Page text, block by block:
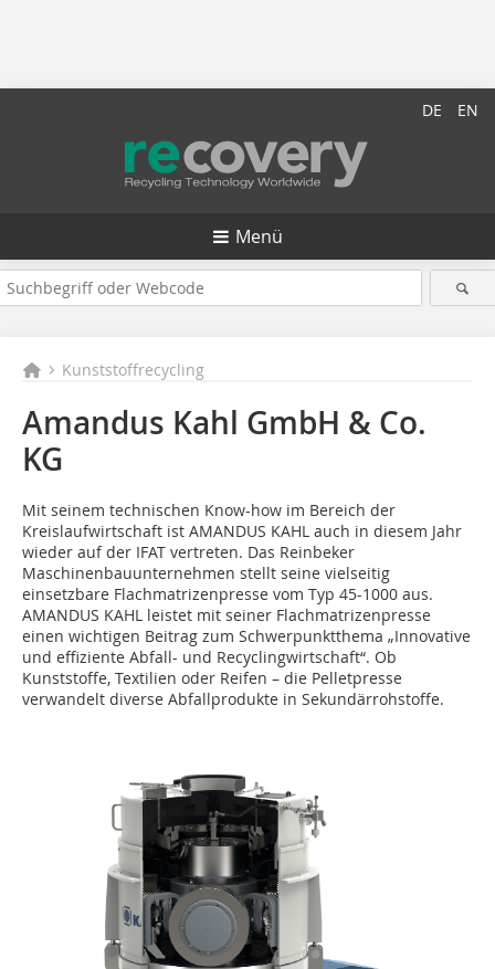
DE EN
Menü
Kunststoffrecycling
Amandus Kahl GmbH & Co.
KG
Mit seinem technischen Know-how im Bereich der
Kreislaufwirtschaft ist AMANDUS KAHL auch in diesem Jahr
wieder auf der IFAT vertreten. Das Reinbeker
Maschinenbauunternehmen stellt seine vielseitig
einsetzbare Flachmatrizenpresse vom Typ 45-1000 aus.
AMANDUS KAHL leistet mit seiner Flachmatrizenpresse
einen wichtigen Beitrag zum Schwerpunktthema „Innovative
und effiziente Abfall- und Recyclingwirtschaft“. Ob
Kunststoffe, Textilien oder Reifen – die Pelletpresse
verwandelt diverse Abfallprodukte in Sekundärrohstoffe.